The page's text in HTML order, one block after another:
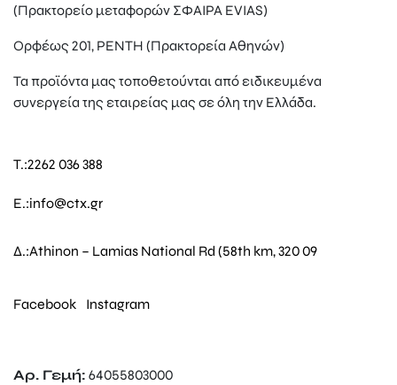
(Πρακτορείο μεταφορών ΣΦΑΙΡΑ EVIAS)
Ορφέως 201, ΡΕΝΤΗ (Πρακτορεία Αθηνών)
Τα προϊόντα μας τοποθετούνται από ειδικευμένα
συνεργεία της εταιρείας μας σε όλη την Ελλάδα.
T.:2262 036 388
E.:info@ctx.gr
Δ.:Athinon – Lamias National Rd (58th km, 320 09
Facebook Instagram
Αρ. Γεμή: 64055803000